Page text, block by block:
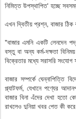
নিমিত্ত উপস্থাপিত' হচ্ছে
এখন দ্বিতীয় প্রশ্ন, বাজার
"বাজার এমনি একটি লেনদেন
বস্তু বা অন্য কর্ম-দক্ষতা
বিক্রেতার মধ্যে সরাসরি
বাজার সম্পর্কে ঘেন্নাপিত্তি
প্ল্যাটফর্ম, যেখানে পণ্যের
বাজার বিনা এঁদের দেখা হতো
রাখলেও দুনিয়া খবর পেত কী